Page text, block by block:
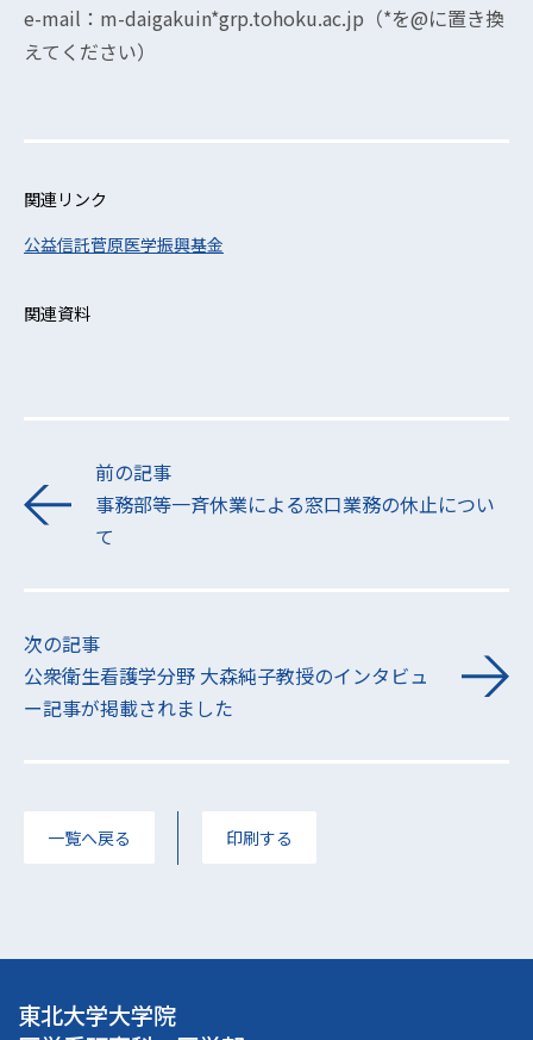
e-mail：m-daigakuin*grp.tohoku.ac.jp（*を@に置き換
えてください）
関連リンク
公益信託菅原医学振興基金
関連資料
前の記事
事務部等一斉休業による窓口業務の休止につい
て
次の記事
公衆衛生看護学分野 大森純子教授のインタビュ
ー記事が掲載されました
一覧へ戻る 印刷する
東北大学大学院